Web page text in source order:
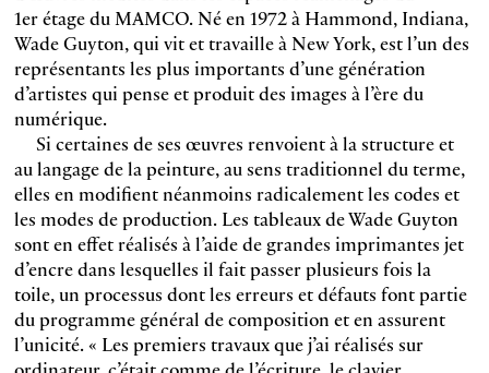
1er étage du MAMCO. Né en 1972 à Hammond, Indiana,
Wade Guyton, qui vit et travaille à New York, est l’un des
représentants les plus importants d’une génération
d’artistes qui pense et produit des images à l’ère du
numérique.
Si certaines de ses œuvres renvoient à la structure et
au langage de la peinture, au sens traditionnel du terme,
elles en modifient néanmoins radicalement les codes et
les modes de production. Les tableaux de Wade Guyton
sont en effet réalisés à l’aide de grandes imprimantes jet
d’encre dans lesquelles il fait passer plusieurs fois la
toile, un processus dont les erreurs et défauts font partie
du programme général de composition et en assurent
l’unicité. « Les premiers travaux que j’ai réalisés sur